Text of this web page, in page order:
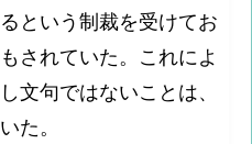
という制裁を受けてお
されていた。これによ
文句ではないことは、
た。